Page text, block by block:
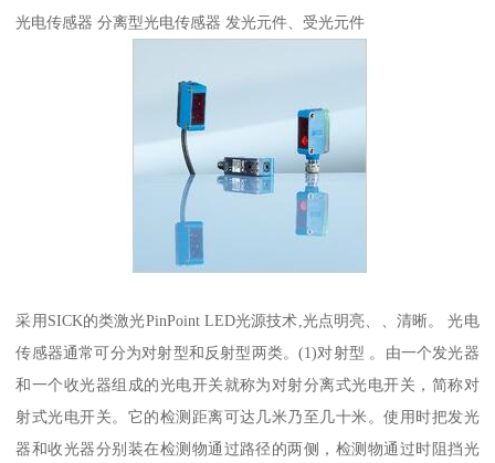
光电传感器 分离型光电传感器 发光元件、受光元件
采用SICK的类激光PinPoint LED光源技术,光点明亮、、清晰。 光电
传感器通常可分为对射型和反射型两类。(1)对射型 。由一个发光器
和一个收光器组成的光电开关就称为对射分离式光电开关，简称对
射式光电开关。它的检测距离可达几米乃至几十米。使用时把发光
器和收光器分别装在检测物通过路径的两侧，检测物通过时阻挡光